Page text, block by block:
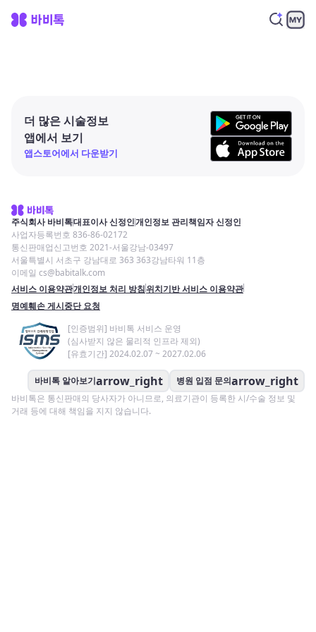
더 많은 시술정보
앱에서 보기
앱스토어에서 다운받기
주식회사 바비톡대표이사 신정인개인정보 관리책임자 신정인
사업자등록번호 836-86-02172
통신판매업신고번호 2021-서울강남-03497
서울특별시 서초구 강남대로 363 363강남타워 11층
이메일 cs@babitalk.com
서비스 이용약관개인정보 처리 방침위치기반 서비스 이용약관
명예훼손 게시중단 요청
[인증범위] 바비톡 서비스 운영
(심사받지 않은 물리적 인프라 제외)
[유효기간] 2024.02.07 ~ 2027.02.06
바비톡 알아보기arrow_right 병원 입점 문의arrow_right
바비톡은 통신판매의 당사자가 아니므로, 의료기관이 등록한 시/수술 정보 및
거래 등에 대해 책임을 지지 않습니다.